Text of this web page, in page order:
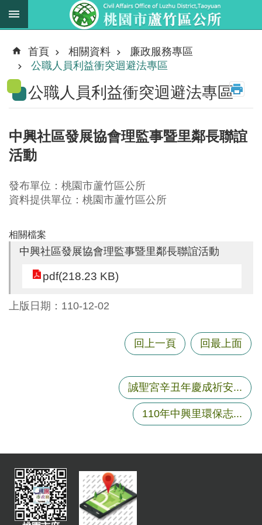
跳到主要內容區塊
新
消
息
業
職
掌
規
資
料
進
階
告
生
活
便
民
首頁 相關資料
廉政服務專區
公職人員利益衝突迴避法專區
公職人員利益衝突迴避法專區
中興社區發展協會理監事暨里鄰長聯誼
活動
發布單位：桃園市蘆竹區公所
資料提供單位：桃園市蘆竹區公所
相關檔案
中興社區發展協會理監事暨里鄰長聯誼活動
pdf(218.23 KB)
上版日期：110-12-02
回上一頁 回最上面
誠聖宮辛丑年慶成祈安...
110年中興里環保志...